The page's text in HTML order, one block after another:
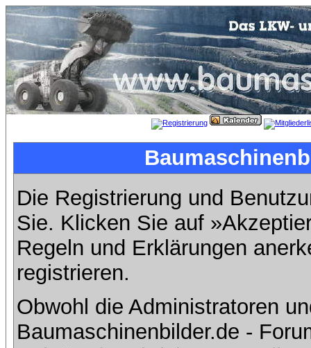
Die Registrierung und
Sie. Klicken Sie auf
Regeln und Erklärungen
registrieren.
Obwohl die Administratoren
Baumaschinenbilder.de -